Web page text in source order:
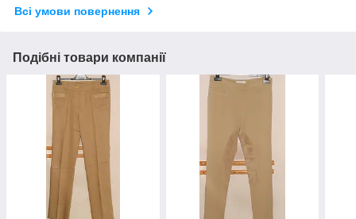
Всі умови повернення
Подібні товари компанії